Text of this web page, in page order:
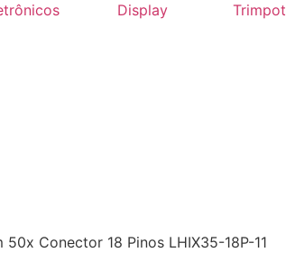
Display Trimpot
50x Conector 18 Pinos LHIX35-18P-11